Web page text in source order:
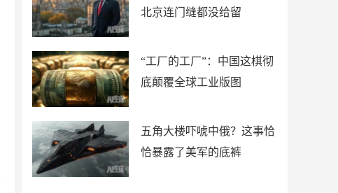
北京连门缝都没给留
“工厂的工厂”：中国这棋彻
底颠覆全球工业版图
五角大楼吓唬中俄？这事恰
恰暴露了美军的底裤